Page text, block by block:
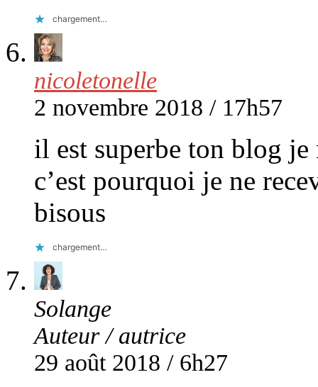
chargement…
nicoletonelle
2 novembre 2018 / 17h57
il est superbe ton blog je
c’est pourquoi je ne
bisous
chargement…
Solange
Auteur / autrice
29 août 2018 / 6h27